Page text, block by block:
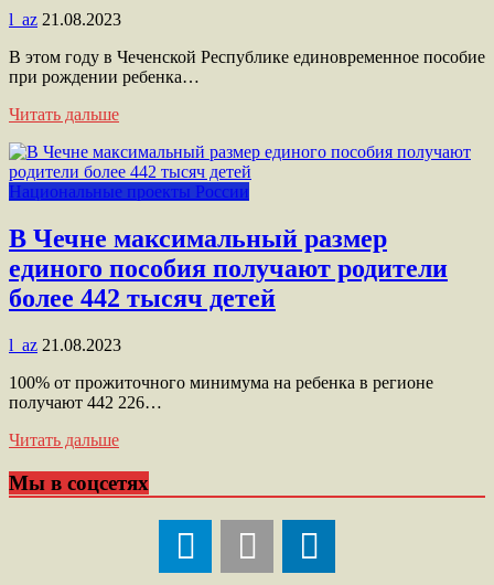
l_az 21.08.2023
В этом году в Чеченской Республике единовременное пособие
при рождении ребенка…
Читать дальше
Национальные проекты России
В Чечне максимальный размер
единого пособия получают родители
более 442 тысяч детей
l_az 21.08.2023
100% от прожиточного минимума на ребенка в регионе
получают 442 226…
Читать дальше
Мы в соцсетях